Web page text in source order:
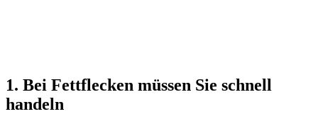
1. Bei Fettflecken müssen Sie schnell
handeln